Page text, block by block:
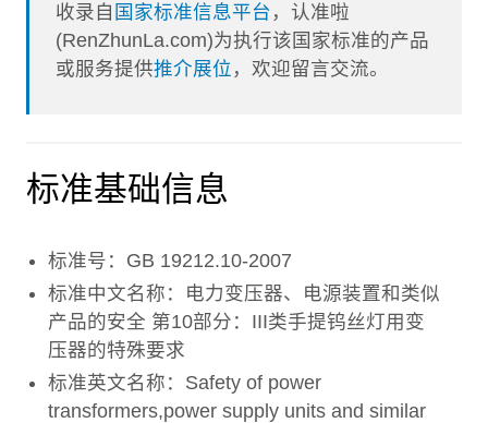
收录自 国家标准信息平台 ，认准啦
(RenZhunLa.com)为执行该国家标准的产品
或服务提供推介展位 ，欢迎留言交流。
标准基础信息
标准号：GB 19212.10-2007
标准中文名称：电力变压器、电源装置和类似
产品的安全 第10部分：III类手提钨丝灯用变
压器的特殊要求
标准英文名称：Safety of power
transformers,power supply units and similar